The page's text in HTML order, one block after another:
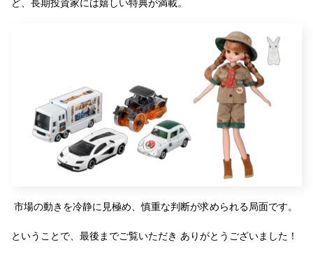
市場の動きを冷静に見極め、慎重な判断が求められる局面です。
ということで、最後までご覧いただき ありがとうございました！